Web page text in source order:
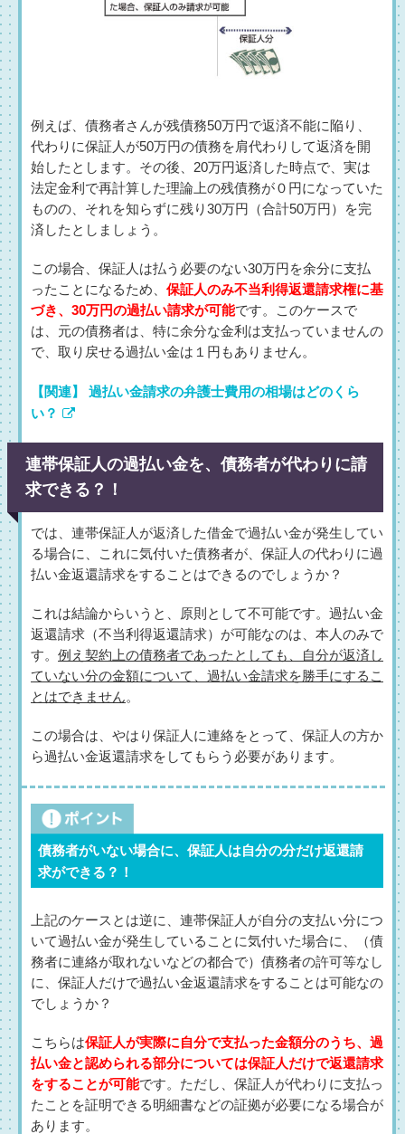
例えば、債務者さんが残債務50万円で返済不能に陥り、
代わりに保証人が50万円の債務を肩代わりして返済を開
始したとします。その後、20万円返済した時点で、実は
法定金利で再計算した理論上の残債務が０円になっていた
ものの、それを知らずに残り30万円（合計50万円）を完
済したとしましょう。
この場合、保証人は払う必要のない30万円を余分に支払
ったことになるため、 保証人のみ不当利得返還請求権に基
づき、30万円の過払い請求が可能です。このケースで
は、元の債務者は、特に余分な金利は支払っていませんの
で、取り戻せる過払い金は１円もありません。
【関連】 過払い金請求の弁護士費用の相場はどのくら
い？
連帯保証人の過払い金を、債務者が代わりに請
求できる？！
では、連帯保証人が返済した借金で過払い金が発生してい
る場合に、これに気付いた債務者が、保証人の代わりに過
払い金返還請求をすることはできるのでしょうか？
これは結論からいうと、原則として不可能です。過払い金
返還請求（不当利得返還請求）が可能なのは、本人のみで
す。 例え契約上の債務者であったとしても、自分が返済し
ていない分の金額について、過払い金請求を勝手にするこ
とはできません。
この場合は、やはり保証人に連絡をとって、保証人の方か
ら過払い金返還請求をしてもらう必要があります。
債務者がいない場合に、保証人は自分の分だけ返還請
求ができる？！
上記のケースとは逆に、連帯保証人が自分の支払い分につ
いて過払い金が発生していることに気付いた場合に、（債
務者に連絡が取れないなどの都合で）債務者の許可等なし
に、保証人だけで過払い金返還請求をすることは可能なの
でしょうか？
こちらは保証人が実際に自分で支払った金額分のうち、過
払い金と認められる部分については保証人だけで返還請求
をすることが可能です。ただし、保証人が代わりに支払っ
たことを証明できる明細書などの証拠が必要になる場合が
あります。